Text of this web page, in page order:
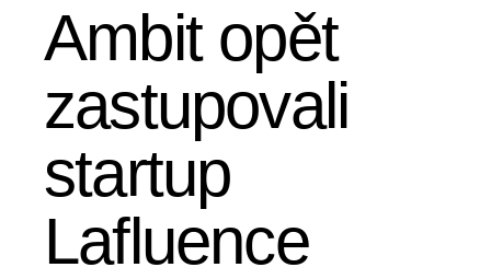
Ambit opět
zastupovali
startup
Lafluence